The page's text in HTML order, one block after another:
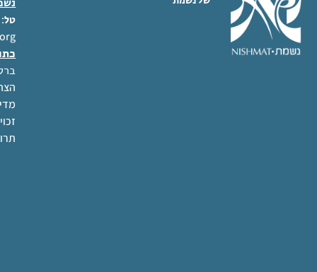
טל: 02-6404333
ברל